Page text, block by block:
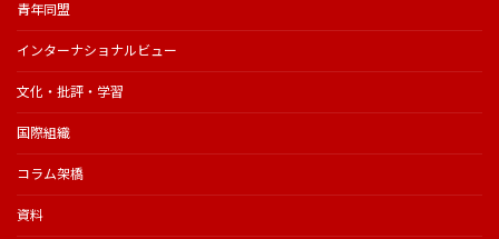
青年同盟
インターナショナルビュー
文化・批評・学習
国際組織
コラム架橋
資料